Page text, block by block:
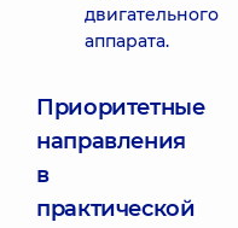
двигательного
аппарата.
Приоритетные
направления
в
практической